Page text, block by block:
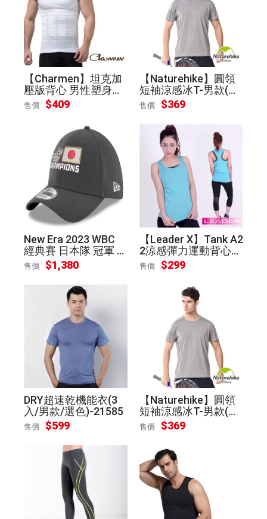
【Charmen】坦克加
壓版背心 男性塑身衣
(白色XL)
售價 $409
【Naturehike】圓領
短袖涼感冰T-男款(雅
仕灰M)
售價 $369
New Era 2023 WBC
經典賽 日本隊 冠軍 實
著 紀念帽 大谷翔平
售價 $1,380
【Leader X】Tank A2
2涼感彈力運動背心
女款(藍綠L)
售價 $299
DRY超速乾機能衣(3
入/男款/選色)-21585
售價 $599
【Naturehike】圓領
短袖涼感冰T-男款(雅
仕灰L)
售價 $369